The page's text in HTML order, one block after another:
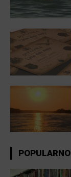
POPULARNO